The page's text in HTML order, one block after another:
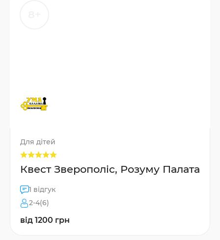
Для дітей
Квест Зверополіс, Розуму Палата
1 відгук
2-4(6)
від 1200 грн